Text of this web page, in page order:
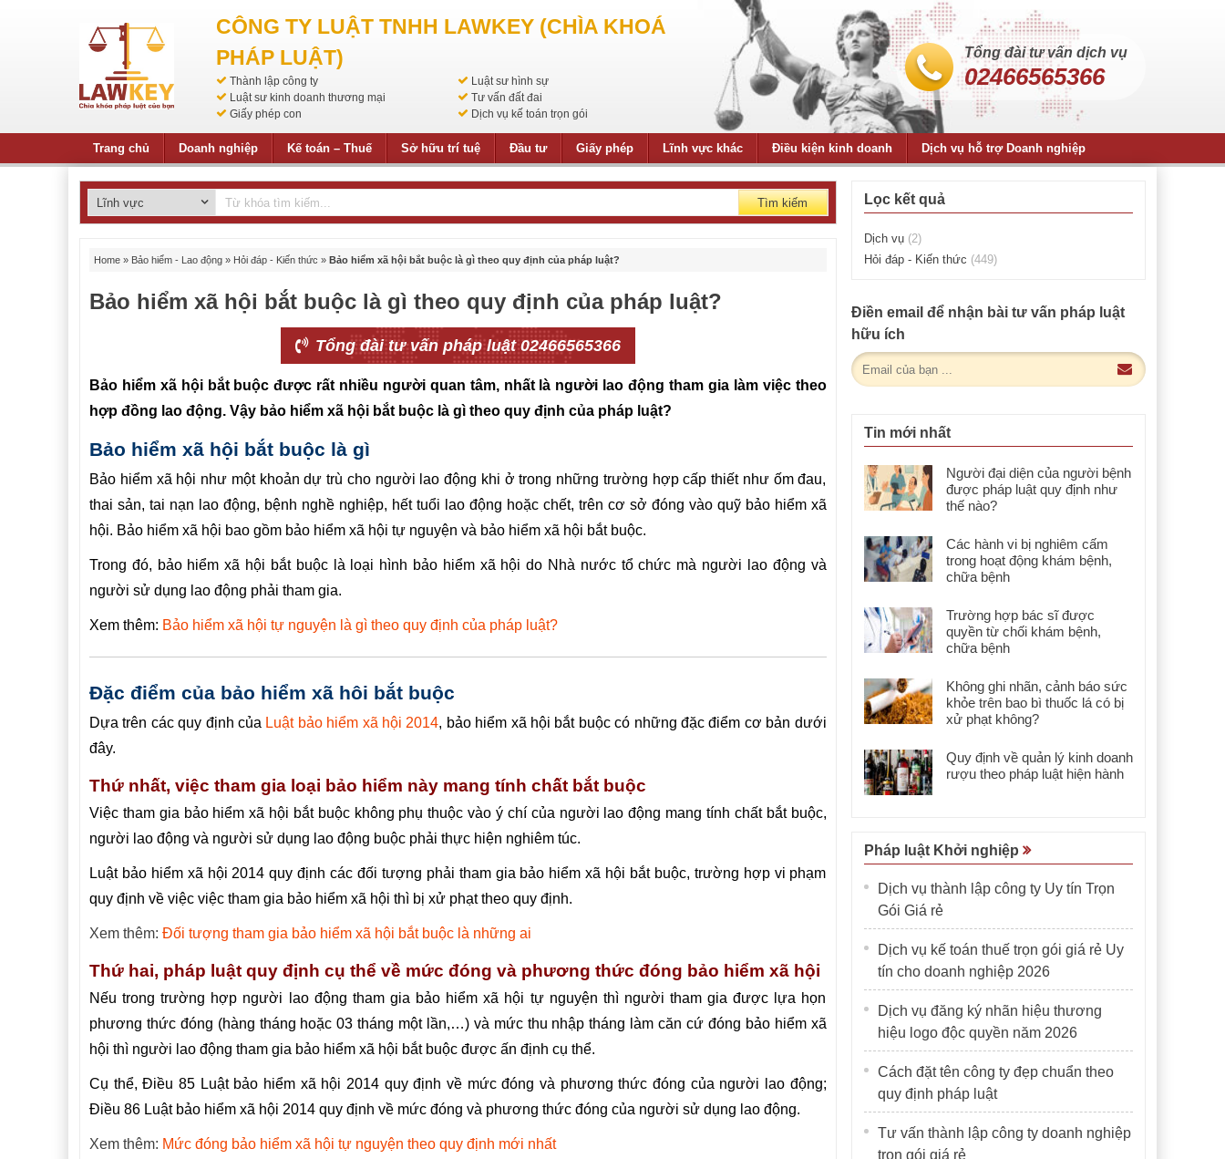
CÔNG TY LUẬT TNHH LAWKEY (CHÌA KHOÁ
PHÁP LUẬT)
Thành lập công ty
Luật sư hình sự
Luật sư kinh doanh thương mại
Tư vấn đất đai
Giấy phép con
Dịch vụ kế toán trọn gói
Tổng đài tư vấn dịch vụ
02466565366
Trang chủ Doanh nghiệp Kế toán – Thuế Sở hữu trí tuệ Đầu tư Giấy phép Lĩnh vực khác Điều kiện kinh doanh Dịch vụ hỗ trợ Doanh nghiệp
Tìm kiếm
Home » Bảo hiểm - Lao động » Hỏi đáp - Kiến thức » Bảo hiểm xã hội bắt buộc là gì theo quy định của pháp luật?
Bảo hiểm xã hội bắt buộc là gì theo quy định của pháp luật?
Tổng đài tư vấn pháp luật 02466565366
Bảo hiểm xã hội bắt buộc được rất nhiều người quan tâm, nhất là người lao động tham gia làm việc theo
hợp đồng lao động. Vậy bảo hiểm xã hội bắt buộc là gì theo quy định của pháp luật?
Bảo hiểm xã hội bắt buộc là gì
Bảo hiểm xã hội như một khoản dự trù cho người lao động khi ở trong những trường hợp cấp thiết như ốm đau,
thai sản, tai nạn lao động, bệnh nghề nghiệp, hết tuổi lao động hoặc chết, trên cơ sở đóng vào quỹ bảo hiểm xã
hội. Bảo hiểm xã hội bao gồm bảo hiểm xã hội tự nguyện và bảo hiểm xã hội bắt buộc.
Trong đó, bảo hiểm xã hội bắt buộc là loại hình bảo hiểm xã hội do Nhà nước tổ chức mà người lao động và
người sử dụng lao động phải tham gia.
Xem thêm: Bảo hiểm xã hội tự nguyện là gì theo quy định của pháp luật?
Đặc điểm của bảo hiểm xã hôi bắt buộc
Dựa trên các quy định của Luật bảo hiểm xã hội 2014, bảo hiểm xã hội bắt buộc có những đặc điểm cơ bản dưới
đây.
Thứ nhất, việc tham gia loại bảo hiểm này mang tính chất bắt buộc
Việc tham gia bảo hiểm xã hội bắt buộc không phụ thuộc vào ý chí của người lao động mang tính chất bắt buộc,
người lao động và người sử dụng lao động buộc phải thực hiện nghiêm túc.
Luật bảo hiểm xã hội 2014 quy định các đối tượng phải tham gia bảo hiểm xã hội bắt buộc, trường hợp vi phạm
quy định về việc việc tham gia bảo hiểm xã hội thì bị xử phạt theo quy định.
Xem thêm: Đối tượng tham gia bảo hiểm xã hội bắt buộc là những ai
Thứ hai, pháp luật quy định cụ thể về mức đóng và phương thức đóng bảo hiểm xã hội
Nếu trong trường hợp người lao động tham gia bảo hiểm xã hội tự nguyện thì người tham gia được lựa họn
phương thức đóng (hàng tháng hoặc 03 tháng một lần,…) và mức thu nhập tháng làm căn cứ đóng bảo hiểm xã
hội thì người lao động tham gia bảo hiểm xã hội bắt buộc được ấn định cụ thể.
Cụ thể, Điều 85 Luật bảo hiểm xã hội 2014 quy định về mức đóng và phương thức đóng của người lao động;
Điều 86 Luật bảo hiểm xã hội 2014 quy định về mức đóng và phương thức đóng của người sử dụng lao động.
Xem thêm: Mức đóng bảo hiểm xã hội tự nguyện theo quy định mới nhất
Lọc kết quả
Dịch vụ (2)
Hỏi đáp - Kiến thức (449)
Điền email để nhận bài tư vấn pháp luật
hữu ích
Tin mới nhất
Người đại diện của người bệnh
được pháp luật quy định như
thế nào?
Các hành vi bị nghiêm cấm
trong hoạt động khám bệnh,
chữa bệnh
Trường hợp bác sĩ được
quyền từ chối khám bệnh,
chữa bệnh
Không ghi nhãn, cảnh báo sức
khỏe trên bao bì thuốc lá có bị
xử phạt không?
Quy định về quản lý kinh doanh
rượu theo pháp luật hiện hành
Pháp luật Khởi nghiệp
Dịch vụ thành lập công ty Uy tín Trọn
Gói Giá rẻ
Dịch vụ kế toán thuế trọn gói giá rẻ Uy
tín cho doanh nghiệp 2026
Dịch vụ đăng ký nhãn hiệu thương
hiệu logo độc quyền năm 2026
Cách đặt tên công ty đẹp chuẩn theo
quy định pháp luật
Tư vấn thành lập công ty doanh nghiệp
trọn gói giá rẻ